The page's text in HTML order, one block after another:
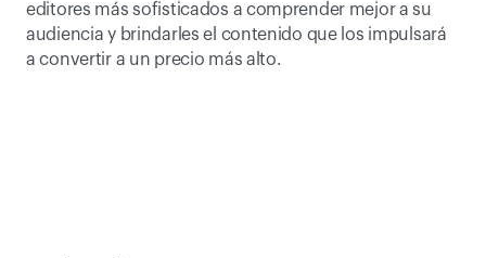
editores más sofisticados a comprender mejor a su
audiencia y brindarles el contenido que los impulsará
a convertir a un precio más alto.